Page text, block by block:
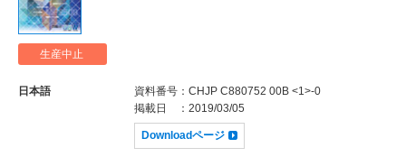
生産中止
日本語 資料番号 ：CHJP C880752 00B <1>-0
掲載日
：2019/03/05
Downloadページ